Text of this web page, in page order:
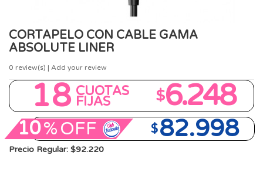
CORTAPELO CON CABLE GAMA
ABSOLUTE LINER
0 review(s) | Add your review
18 CUOTAS
FIJAS $6.248
10%OFF $82.998
Precio Regular: $92.220